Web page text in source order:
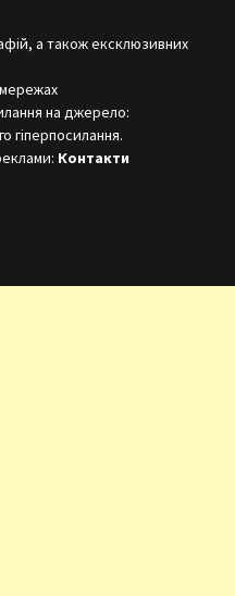
а також ексклюзивних
мережах
на джерело:
гіперпосилання.
Контакти